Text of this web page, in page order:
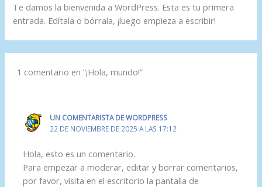
Te damos la bienvenida a WordPress. Esta es tu primera
entrada. Edítala o bórrala, ¡luego empieza a escribir!
1 comentario en “¡Hola, mundo!”
UN COMENTARISTA DE WORDPRESS
22 DE NOVIEMBRE DE 2025 A LAS 17:12
Hola, esto es un comentario.
Para empezar a moderar, editar y borrar comentarios,
por favor, visita en el escritorio la pantalla de